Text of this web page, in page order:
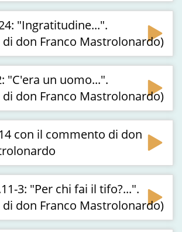
"Ingratitudine...".
don Franco Mastrolonardo)
"C'era un uomo...".
don Franco Mastrolonardo)
con il commento di don
3: "Per chi fai il tifo?...".
don Franco Mastrolonardo)